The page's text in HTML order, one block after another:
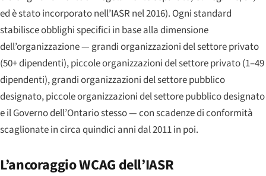
ed è stato incorporato nell’IASR nel 2016). Ogni standard
stabilisce obblighi specifici in base alla dimensione
dell’organizzazione — grandi organizzazioni del settore privato
(50+ dipendenti), piccole organizzazioni del settore privato (1–49
dipendenti), grandi organizzazioni del settore pubblico
designato, piccole organizzazioni del settore pubblico designato
e il Governo dell’Ontario stesso — con scadenze di conformità
scaglionate in circa quindici anni dal 2011 in poi.
L’ancoraggio WCAG dell’IASR